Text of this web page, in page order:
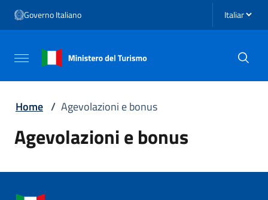
Vai al menu di navigazione
Vai al footer
Governo Italiano Seleziona
Attiva / disattiva la navigazione
Home / Agevolazioni e bonus
Agevolazioni e bonus